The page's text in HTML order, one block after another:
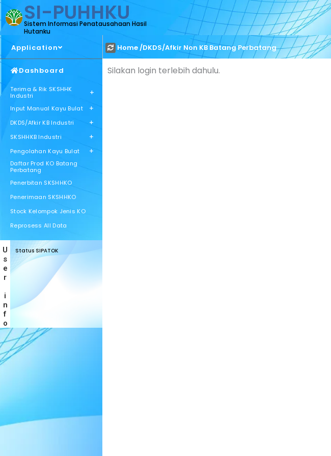
SI-PUHHKU
Sistem Informasi Penatausahaan Hasil
Hutanku
Application Home /DKDS/Afkir Non KB Batang Perbatang
Dashboard
Terima & Rik SKSHHK
Industri
+
Input Manual Kayu Bulat +
DKDS/Afkir KB Industri +
SKSHHKB Industri +
Pengolahan Kayu Bulat +
Daftar Prod KO Batang
Perbatang
Penerbitan SKSHHKO
Penerimaan SKSHHKO
Stock Kelompok Jenis KO
Reprosess All Data
User info Status SIPATOK
Silakan login terlebih dahulu.